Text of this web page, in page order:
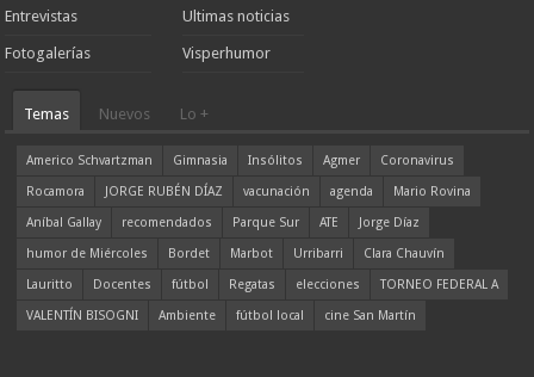
Entrevistas
Fotogalerías
Ultimas noticias
Visperhumor
Temas Nuevos Lo +
Americo Schvartzman Gimnasia Insólitos Agmer
Coronavirus
Rocamora
JORGE RUBÉN DÍAZ vacunación agenda
Mario Rovina
Aníbal Gallay
recomendados Parque Sur ATE
Jorge Díaz
humor de Miércoles
Bordet Marbot Urribarri
Clara Chauvín
Lauritto
Docentes fútbol Regatas elecciones
TORNEO FEDERAL A
VALENTÍN BISOGNI
Ambiente fútbol local cine San Martín